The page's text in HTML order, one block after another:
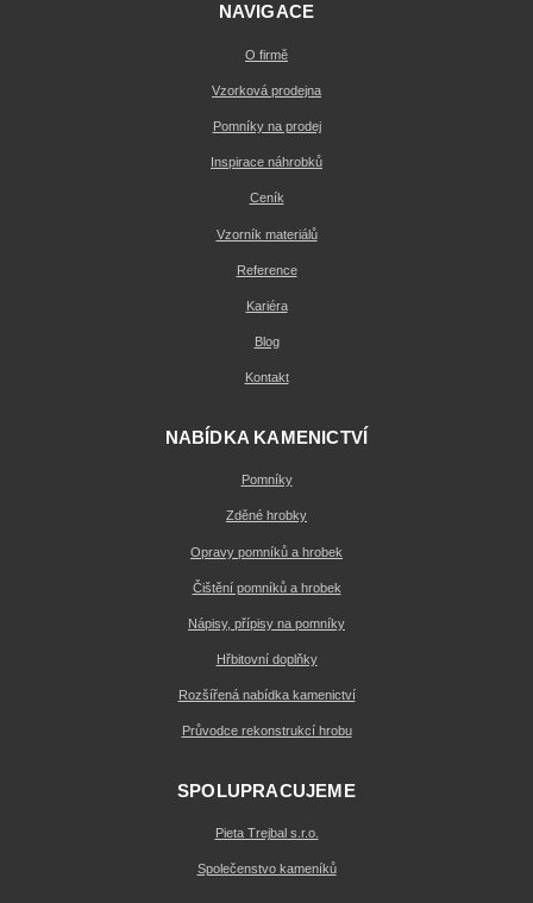
NAVIGACE
O firmě
Vzorková prodejna
Pomníky na prodej
Inspirace náhrobků
Ceník
Vzorník materiálů
Reference
Kariéra
Blog
Kontakt
NABÍDKA KAMENICTVÍ
Pomníky
Zděné hrobky
Opravy pomníků a hrobek
Čištění pomníků a hrobek
Nápisy, přípisy na pomníky
Hřbitovní doplňky
Rozšířená nabídka kamenictví
Průvodce rekonstrukcí hrobu
SPOLUPRACUJEME
Pieta Trejbal s.r.o.
Společenstvo kameníků